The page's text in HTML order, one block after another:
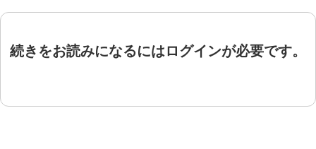
続きをお読みになるにはログインが必要です。